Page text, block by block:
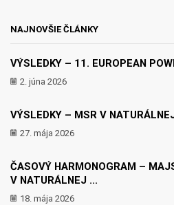
NAJNOVŠIE ČLÁNKY
VÝSLEDKY – 11. EUROPEAN
2. júna 2026
VÝSLEDKY – MSR V
27. mája 2026
ČASOVÝ HARMONOGRAM –
V NATURÁLNEJ ...
18. mája 2026